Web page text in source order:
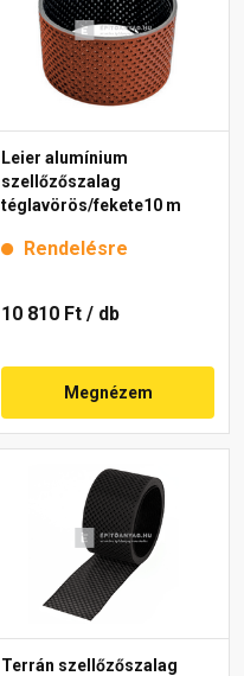
Leier alumínium
szellőzőszalag
téglavörös/fekete10 m
Rendelésre
10 810 Ft / db
Megnézem
Terrán szellőzőszalag